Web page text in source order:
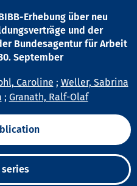
Erhebung über neu
und der
Bundesagentur für Arbeit
September
Caroline ; Weller, Sabrina
; Granath, Ralf-Olaf
series